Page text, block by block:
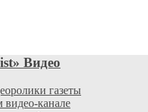
Видео
газеты
видео-канале